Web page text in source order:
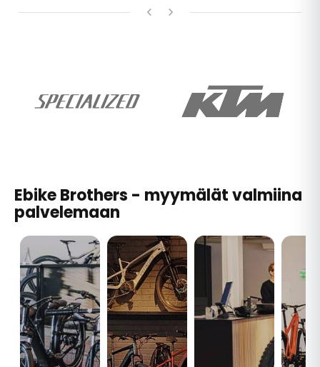
Ebike Brothers - myymälät valmiina
palvelemaan